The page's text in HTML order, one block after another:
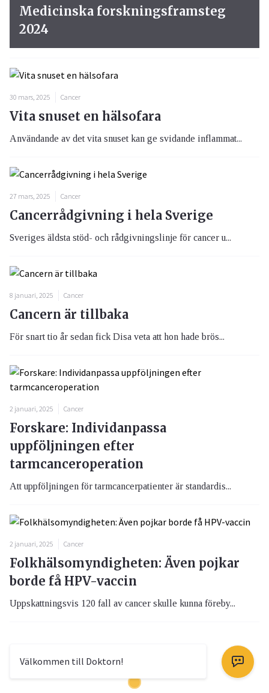
Medicinska forskningsframsteg
2024
30 mars, 2025 Cancer
Vita snuset en hälsofara
Användande av det vita snuset kan ge svidande inflammat...
27 mars, 2025 Cancer
Cancerrådgivning i hela Sverige
Sveriges äldsta stöd- och rådgivningslinje för cancer u...
8 januari, 2025 Cancer
Cancern är tillbaka
För snart tio år sedan fick Disa veta att hon hade brös...
2 januari, 2025 Cancer
Forskare: Individanpassa
uppföljningen efter
tarmcanceroperation
Att uppföljningen för tarmcancerpatienter är standardis...
2 januari, 2025 Cancer
Folkhälsomyndigheten: Även pojkar
borde få HPV-vaccin
Uppskattningsvis 120 fall av cancer skulle kunna föreby...
Välkommen till Doktorn!